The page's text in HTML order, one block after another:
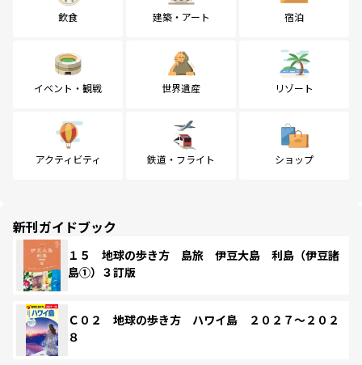
飲食 建築・アート 宿泊
イベント・観戦 世界遺産 リゾート
アクティビティ 鉄道・フライト ショップ
新刊ガイドブック
１５ 地球の歩き方 島旅 伊豆大島 利島（伊豆諸
島①）３訂版
Ｃ０２ 地球の歩き方 ハワイ島 ２０２７～２０２
８